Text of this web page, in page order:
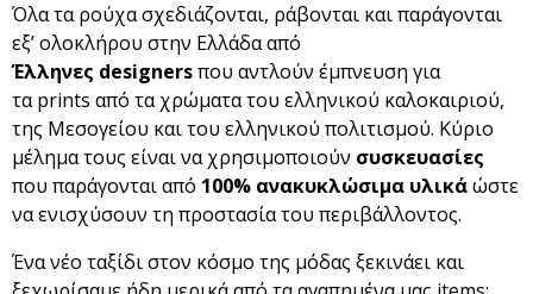
Όλα τα ρούχα σχεδιάζονται, ράβονται και παράγονται
εξ’ ολοκλήρου στην Ελλάδα από
Έλληνες designersπου αντλούν έμπνευση για
τα prints από τα χρώματα του ελληνικού καλοκαιριού,
της Μεσογείου και του ελληνικού πολιτισμού. Κύριο
μέλημα τους είναι να χρησιμοποιούν συσκευασίες
που παράγονται από 100% ανακυκλώσιμα υλικάώστε
να ενισχύσουν τη προστασία του περιβάλλοντος.
Ένα νέο ταξίδι στον κόσμο της μόδας ξεκινάει και